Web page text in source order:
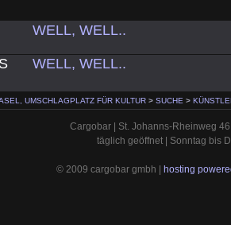
WELL, WELL..
WELL, WELL..
UMSCHLAGPLATZ FÜR KULTUR > SUCHE >
Cargobar | St. Johanns-Rheinweg
täglich geöffnet | Sonntag bis
© 2009 cargobar gmbh | hosting